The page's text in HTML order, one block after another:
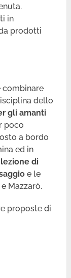
in
prodotti
combinare
dello
gli amanti
poco
a bordo
ed in
lezione di
e le
Mazzarò.
proposte di